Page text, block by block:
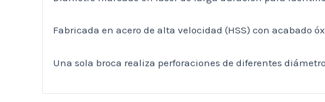
Fabricada en acero de alta velocidad (HSS) con acabado
Una sola broca realiza perforaciones de diferentes